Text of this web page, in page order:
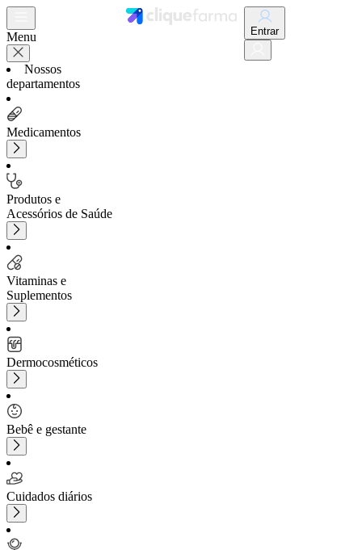
Menu
Nossos
departamentos
Medicamentos
Produtos e
Acessórios de Saúde
Vitaminas e
Suplementos
Dermocosméticos
Bebê e gestante
Cuidados diários
Entrar